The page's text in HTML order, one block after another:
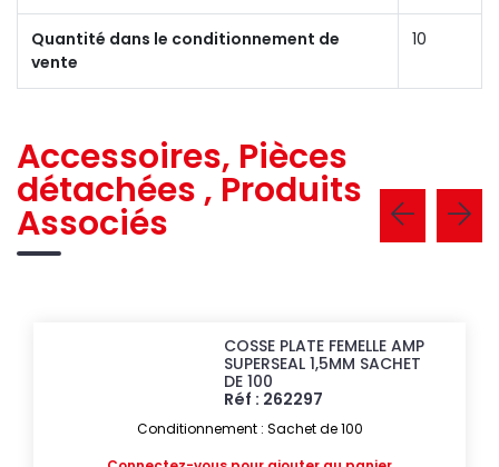
Quantité dans le conditionnement de
vente
10
Accessoires, Pièces
détachées , Produits
Associés
COSSE PLATE FEMELLE AMP
SUPERSEAL 1,5MM SACHET
DE 100
Réf : 262297
Conditionnement : Sachet de 100